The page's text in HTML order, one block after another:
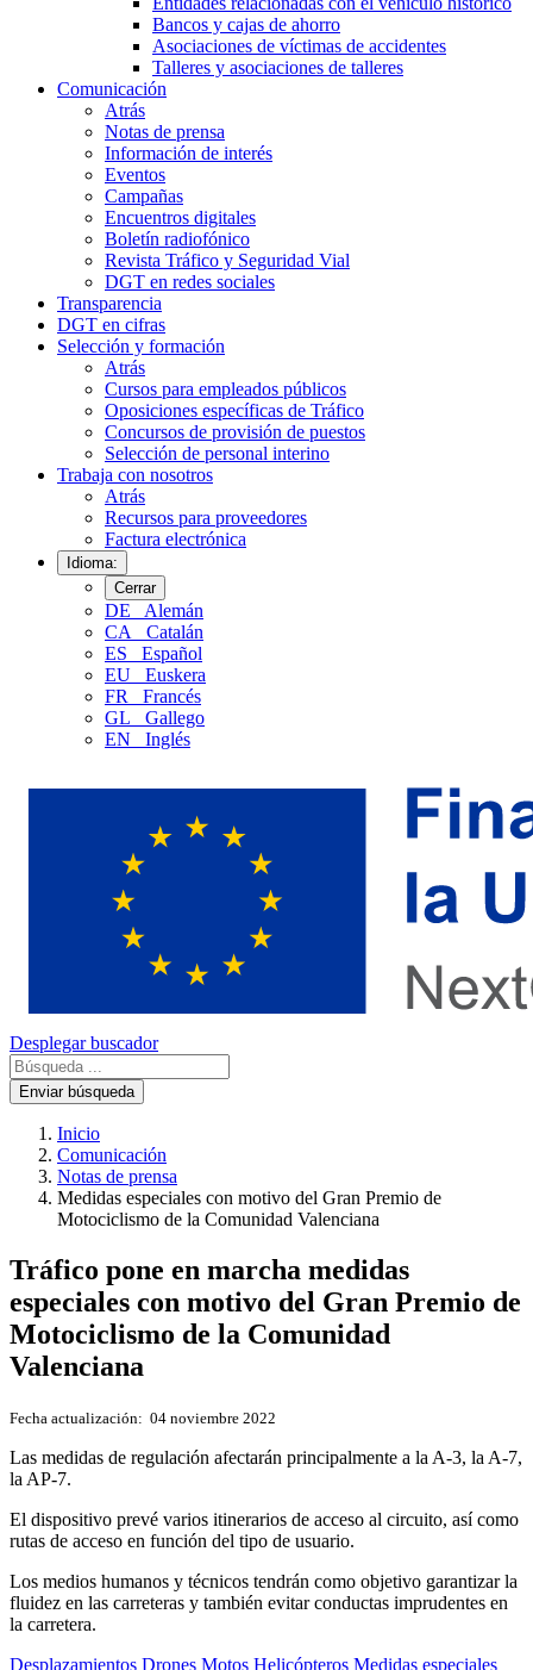
Bancos y cajas de ahorro
Asociaciones de víctimas de accidentes
Talleres y asociaciones de talleres
Comunicación
Atrás
Notas de prensa
Información de interés
Eventos
Campañas
Encuentros digitales
Boletín radiofónico
Revista Tráfico y Seguridad Vial
DGT en redes sociales
Transparencia
DGT en cifras
Selección y formación
Atrás
Cursos para empleados públicos
Oposiciones específicas de Tráfico
Concursos de provisión de puestos
Selección de personal interino
Trabaja con nosotros
Atrás
Recursos para proveedores
Factura electrónica
Idioma:
Cerrar
DE
Alemán
CA
Catalán
ES
Español
EU
Euskera
FR
Francés
GL
Gallego
EN
Inglés
Desplegar buscador
Enviar búsqueda
Inicio
Comunicación
Notas de prensa
Medidas especiales con motivo del Gran Premio de
Motociclismo de la Comunidad Valenciana
Tráfico pone en marcha medidas
especiales con motivo del Gran Premio de
Motociclismo de la Comunidad
Valenciana
Fecha actualización: 04 noviembre 2022
Las medidas de regulación afectarán principalmente a la A-3, la A-7,
la AP-7.
El dispositivo prevé varios itinerarios de acceso al circuito, así como
rutas de acceso en función del tipo de usuario.
Los medios humanos y técnicos tendrán como objetivo garantizar la
fluidez en las carreteras y también evitar conductas imprudentes en
la carretera.
Desplazamientos Drones Motos Helicópteros Medidas especiales